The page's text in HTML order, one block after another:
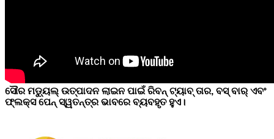
ସୌର ମଡ୍ୟୁଲ୍ ଉତ୍ପାଦନ ଲାଇନ ପାଇଁ ରିବନ୍ ଟ୍ୟାବ୍ ତାର, ବସ୍ ବାର୍ ଏବଂ
ଫ୍ଲକ୍ସ ପେନ୍ ସ୍ୱତନ୍ତ୍ର ଭାବରେ ବ୍ୟବହୃତ ହୁଏ।